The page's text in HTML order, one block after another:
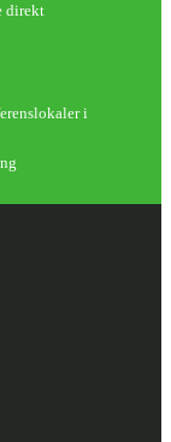
direkt
i